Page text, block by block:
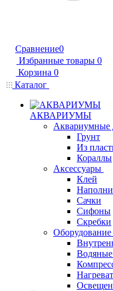
Сравнение0
Избранные товары 0
Корзина 0
Каталог
АКВАРИУМЫ
Аквариумные
Грунт
Из
Кораллы
Аксессуары
Клей
Сачки
Сифоны
Скребки
Оборудование